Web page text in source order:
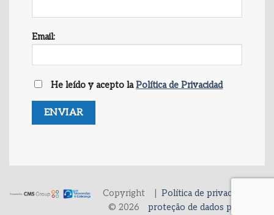
Email:
He leído y acepto laPolítica de Privacidad
Copyright
© 2026
Política de privacidade e
proteção de dados pessoais